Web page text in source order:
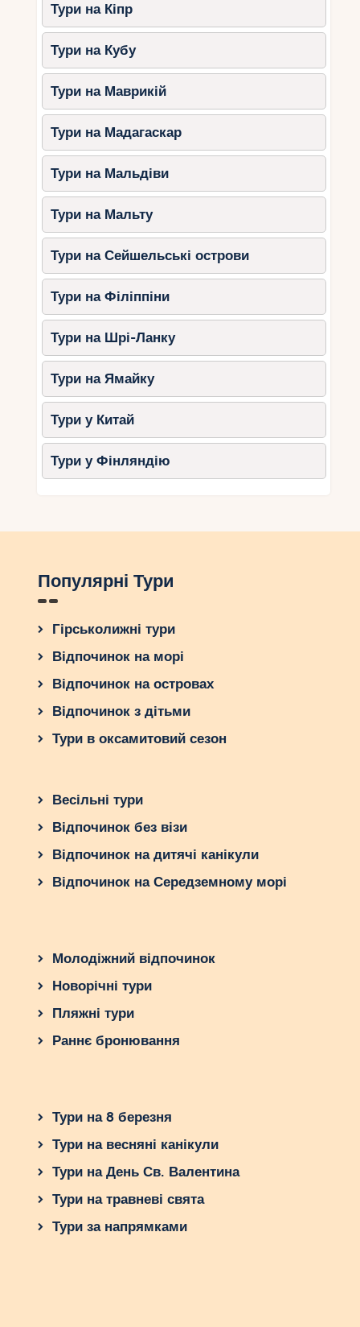
Тури на Кіпр
Тури на Кубу
Тури на Маврикій
Тури на Мадагаскар
Тури на Мальдіви
Тури на Мальту
Тури на Сейшельські острови
Тури на Філіппіни
Тури на Шрі-Ланку
Тури на Ямайку
Тури у Китай
Тури у Фінляндію
Популярні Тури
Гірськолижні тури
Відпочинок на морі
Відпочинок на островах
Відпочинок з дітьми
Тури в оксамитовий сезон
Весільні тури
Відпочинок без візи
Відпочинок на дитячі канікули
Відпочинок на Середземному морі
Молодіжний відпочинок
Новорічні тури
Пляжні тури
Раннє бронювання
Тури на 8 березня
Тури на весняні канікули
Тури на День Св. Валентина
Тури на травневі свята
Тури за напрямками